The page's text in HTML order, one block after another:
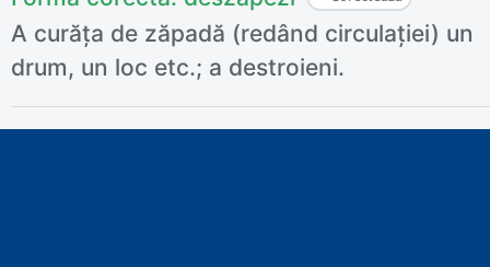
A curăța de zăpadă (redând circulației) un
drum, un loc etc.; a destroieni.